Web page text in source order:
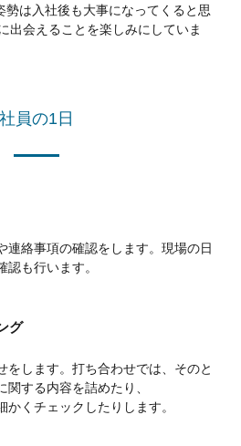
勢は入社後も大事になってくると思
出会えることを楽しみにしていま
社員の1日
連絡事項の確認をします。現場の日
認も行います。
グ
をします。打ち合わせでは、そのと
関する内容を詰めたり、
かくチェックしたりします。